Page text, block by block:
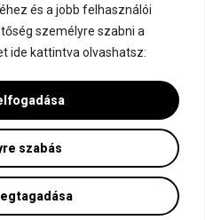
és a jobb felhasználói
személyre szabni a
ide kattintva olvashatsz:
szabás
beállítások
2015-2026 by Marczinka Mátyás